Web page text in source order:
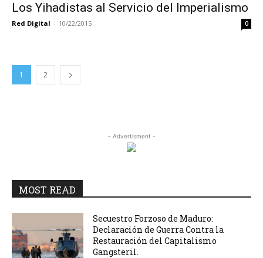
Los Yihadistas al Servicio del Imperialismo
Red Digital - 10/22/2015 0
1 2
- Advertisment -
MOST READ
Secuestro Forzoso de Maduro:
Declaración de Guerra Contra la
Restauración del Capitalismo
Gangsteril.